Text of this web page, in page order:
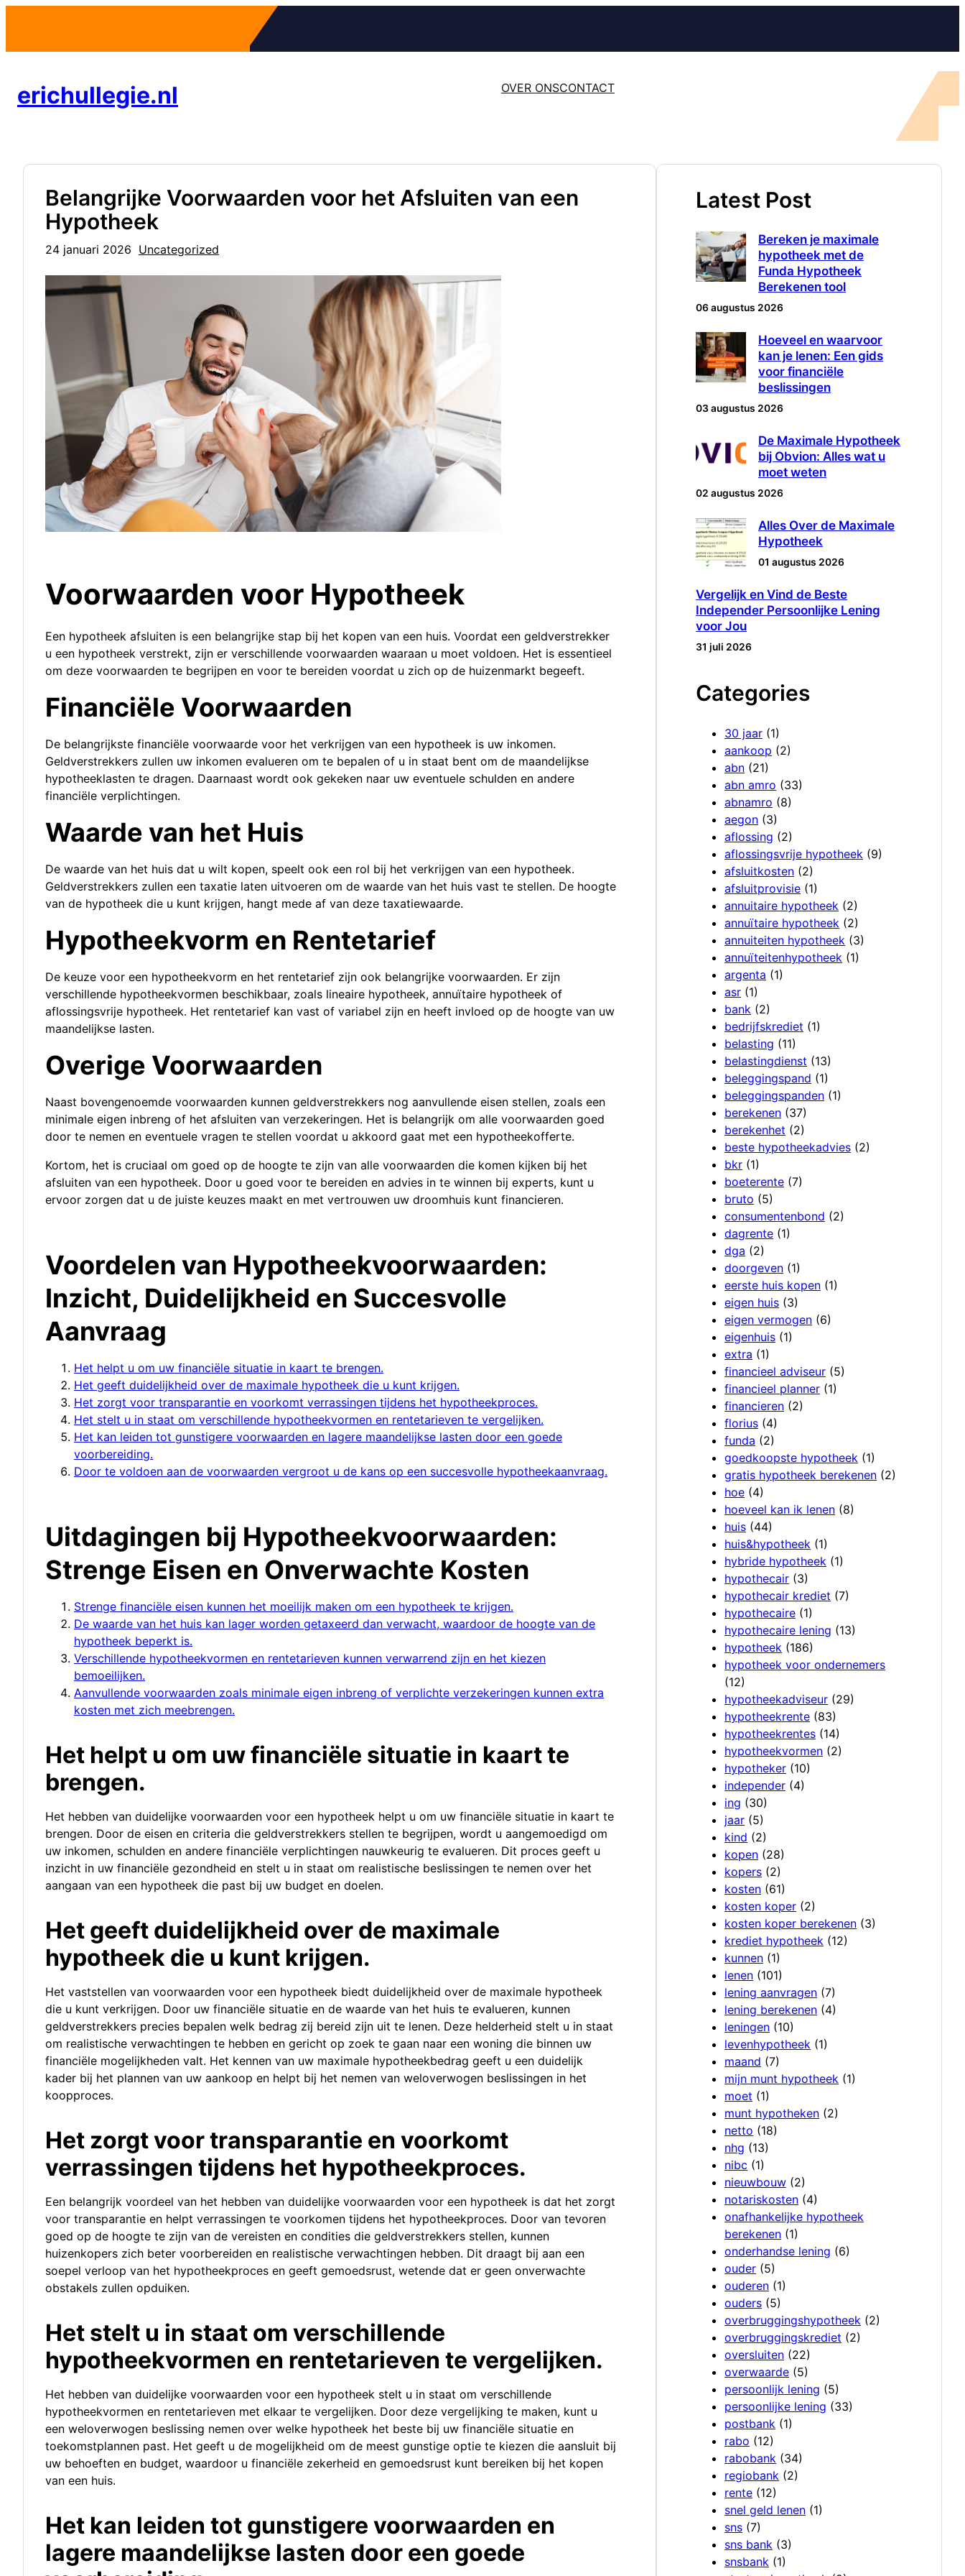
de
erichullegie.nl OVER ONSCONTACT
Belangrijke Voorwaarden voor het Afsluiten van een
Hypotheek
24 januari 2026 Uncategorized
Voorwaarden voor Hypotheek
Een hypotheek afsluiten is een belangrijke stap bij het kopen van een huis. Voordat een geldverstrekker
u een hypotheek verstrekt, zijn er verschillende voorwaarden waaraan u moet voldoen. Het is essentieel
om deze voorwaarden te begrijpen en voor te bereiden voordat u zich op de huizenmarkt begeeft.
Financiële Voorwaarden
De belangrijkste financiële voorwaarde voor het verkrijgen van een hypotheek is uw inkomen.
Geldverstrekkers zullen uw inkomen evalueren om te bepalen of u in staat bent om de maandelijkse
hypotheeklasten te dragen. Daarnaast wordt ook gekeken naar uw eventuele schulden en andere
financiële verplichtingen.
Waarde van het Huis
De waarde van het huis dat u wilt kopen, speelt ook een rol bij het verkrijgen van een hypotheek.
Geldverstrekkers zullen een taxatie laten uitvoeren om de waarde van het huis vast te stellen. De hoogte
van de hypotheek die u kunt krijgen, hangt mede af van deze taxatiewaarde.
Hypotheekvorm en Rentetarief
De keuze voor een hypotheekvorm en het rentetarief zijn ook belangrijke voorwaarden. Er zijn
verschillende hypotheekvormen beschikbaar, zoals lineaire hypotheek, annuïtaire hypotheek of
aflossingsvrije hypotheek. Het rentetarief kan vast of variabel zijn en heeft invloed op de hoogte van uw
maandelijkse lasten.
Overige Voorwaarden
Naast bovengenoemde voorwaarden kunnen geldverstrekkers nog aanvullende eisen stellen, zoals een
minimale eigen inbreng of het afsluiten van verzekeringen. Het is belangrijk om alle voorwaarden goed
door te nemen en eventuele vragen te stellen voordat u akkoord gaat met een hypotheekofferte.
Kortom, het is cruciaal om goed op de hoogte te zijn van alle voorwaarden die komen kijken bij het
afsluiten van een hypotheek. Door u goed voor te bereiden en advies in te winnen bij experts, kunt u
ervoor zorgen dat u de juiste keuzes maakt en met vertrouwen uw droomhuis kunt financieren.
Voordelen van Hypotheekvoorwaarden:
Inzicht, Duidelijkheid en Succesvolle
Aanvraag
Het helpt u om uw financiële situatie in kaart te brengen.
Het geeft duidelijkheid over de maximale hypotheek die u kunt krijgen.
Het zorgt voor transparantie en voorkomt verrassingen tijdens het hypotheekproces.
Het stelt u in staat om verschillende hypotheekvormen en rentetarieven te vergelijken.
Het kan leiden tot gunstigere voorwaarden en lagere maandelijkse lasten door een goede
voorbereiding.
Door te voldoen aan de voorwaarden vergroot u de kans op een succesvolle hypotheekaanvraag.
Uitdagingen bij Hypotheekvoorwaarden:
Strenge Eisen en Onverwachte Kosten
Strenge financiële eisen kunnen het moeilijk maken om een hypotheek te krijgen.
De waarde van het huis kan lager worden getaxeerd dan verwacht, waardoor de hoogte van de
hypotheek beperkt is.
Verschillende hypotheekvormen en rentetarieven kunnen verwarrend zijn en het kiezen
bemoeilijken.
Aanvullende voorwaarden zoals minimale eigen inbreng of verplichte verzekeringen kunnen extra
kosten met zich meebrengen.
Het helpt u om uw financiële situatie in kaart te
brengen.
Het hebben van duidelijke voorwaarden voor een hypotheek helpt u om uw financiële situatie in kaart te
brengen. Door de eisen en criteria die geldverstrekkers stellen te begrijpen, wordt u aangemoedigd om
uw inkomen, schulden en andere financiële verplichtingen nauwkeurig te evalueren. Dit proces geeft u
inzicht in uw financiële gezondheid en stelt u in staat om realistische beslissingen te nemen over het
aangaan van een hypotheek die past bij uw budget en doelen.
Het geeft duidelijkheid over de maximale
hypotheek die u kunt krijgen.
Het vaststellen van voorwaarden voor een hypotheek biedt duidelijkheid over de maximale hypotheek
die u kunt verkrijgen. Door uw financiële situatie en de waarde van het huis te evalueren, kunnen
geldverstrekkers precies bepalen welk bedrag zij bereid zijn uit te lenen. Deze helderheid stelt u in staat
om realistische verwachtingen te hebben en gericht op zoek te gaan naar een woning die binnen uw
financiële mogelijkheden valt. Het kennen van uw maximale hypotheekbedrag geeft u een duidelijk
kader bij het plannen van uw aankoop en helpt bij het nemen van weloverwogen beslissingen in het
koopproces.
Het zorgt voor transparantie en voorkomt
verrassingen tijdens het hypotheekproces.
Een belangrijk voordeel van het hebben van duidelijke voorwaarden voor een hypotheek is dat het zorgt
voor transparantie en helpt verrassingen te voorkomen tijdens het hypotheekproces. Door van tevoren
goed op de hoogte te zijn van de vereisten en condities die geldverstrekkers stellen, kunnen
huizenkopers zich beter voorbereiden en realistische verwachtingen hebben. Dit draagt bij aan een
soepel verloop van het hypotheekproces en geeft gemoedsrust, wetende dat er geen onverwachte
obstakels zullen opduiken.
Het stelt u in staat om verschillende
hypotheekvormen en rentetarieven te vergelijken.
Het hebben van duidelijke voorwaarden voor een hypotheek stelt u in staat om verschillende
hypotheekvormen en rentetarieven met elkaar te vergelijken. Door deze vergelijking te maken, kunt u
een weloverwogen beslissing nemen over welke hypotheek het beste bij uw financiële situatie en
toekomstplannen past. Het geeft u de mogelijkheid om de meest gunstige optie te kiezen die aansluit bij
uw behoeften en budget, waardoor u financiële zekerheid en gemoedsrust kunt bereiken bij het kopen
van een huis.
Het kan leiden tot gunstigere voorwaarden en
lagere maandelijkse lasten door een goede
Latest Post
Bereken je maximale
hypotheek met de
Funda Hypotheek
Berekenen tool
06 augustus 2026
Hoeveel en waarvoor
kan je lenen: Een gids
voor financiële
beslissingen
03 augustus 2026
De Maximale Hypotheek
bij Obvion: Alles wat u
moet weten
02 augustus 2026
Alles Over de Maximale
Hypotheek
01 augustus 2026
Vergelijk en Vind de Beste
Independer Persoonlijke Lening
voor Jou
31 juli 2026
Categories
30 jaar (1)
aankoop (2)
abn (21)
abn amro (33)
abnamro (8)
aegon (3)
aflossing (2)
aflossingsvrije hypotheek (9)
afsluitkosten (2)
afsluitprovisie (1)
annuitaire hypotheek (2)
annuïtaire hypotheek (2)
annuiteiten hypotheek (3)
annuïteitenhypotheek (1)
argenta (1)
asr (1)
bank (2)
bedrijfskrediet (1)
belasting (11)
belastingdienst (13)
beleggingspand (1)
beleggingspanden (1)
berekenen (37)
berekenhet (2)
beste hypotheekadvies (2)
bkr (1)
boeterente (7)
bruto (5)
consumentenbond (2)
dagrente (1)
dga (2)
doorgeven (1)
eerste huis kopen (1)
eigen huis (3)
eigen vermogen (6)
eigenhuis (1)
extra (1)
financieel adviseur (5)
financieel planner (1)
financieren (2)
florius (4)
funda (2)
goedkoopste hypotheek (1)
gratis hypotheek berekenen (2)
hoe (4)
hoeveel kan ik lenen (8)
huis (44)
huis&hypotheek (1)
hybride hypotheek (1)
hypothecair (3)
hypothecair krediet (7)
hypothecaire (1)
hypothecaire lening (13)
hypotheek (186)
hypotheek voor ondernemers
(12)
hypotheekadviseur (29)
hypotheekrente (83)
hypotheekrentes (14)
hypotheekvormen (2)
hypotheker (10)
independer (4)
ing (30)
jaar (5)
kind (2)
kopen (28)
kopers (2)
kosten (61)
kosten koper (2)
kosten koper berekenen (3)
krediet hypotheek (12)
kunnen (1)
lenen (101)
lening aanvragen (7)
lening berekenen (4)
leningen (10)
levenhypotheek (1)
maand (7)
mijn munt hypotheek (1)
moet (1)
munt hypotheken (2)
netto (18)
nhg (13)
nibc (1)
nieuwbouw (2)
notariskosten (4)
onafhankelijke hypotheek
berekenen (1)
onderhandse lening (6)
ouder (5)
ouderen (1)
ouders (5)
overbruggingshypotheek (2)
overbruggingskrediet (2)
oversluiten (22)
overwaarde (5)
persoonlijk lening (5)
persoonlijke lening (33)
postbank (1)
rabo (12)
rabobank (34)
regiobank (2)
rente (12)
snel geld lenen (1)
sns (7)
sns bank (3)
snsbank (1)